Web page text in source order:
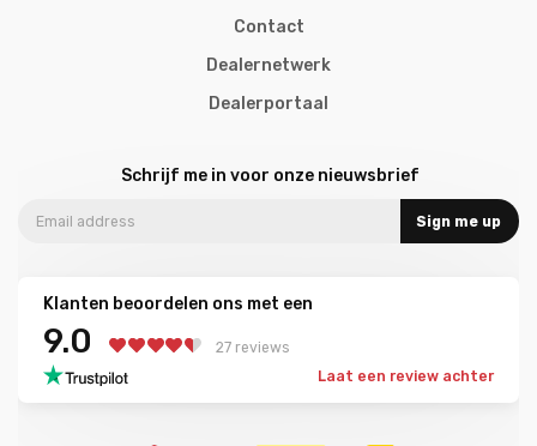
Contact
Dealernetwerk
Dealerportaal
Schrijf me in voor onze nieuwsbrief
Sign me up
Klanten beoordelen ons met een
9.0
27 reviews
Laat een review achter